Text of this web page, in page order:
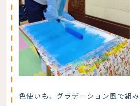
色使いも、グラデーション風で組